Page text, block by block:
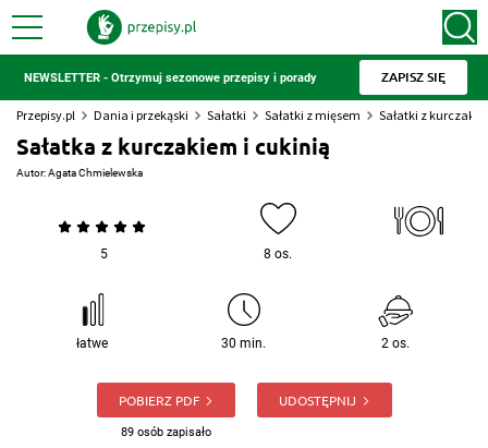
NEWSLETTER - Otrzymuj sezonowe przepisy i porady ZAPISZ SIĘ
Przepisy.pl Dania i przekąski Sałatki Sałatki z mięsem Sałatki z
Sałatka z kurczakiem i cukinią
Autor:Agata Chmielewska
5 8 os.
łatwe 30 min. 2 os.
POBIERZ PDF
89 osób zapisało
UDOSTĘPNIJ